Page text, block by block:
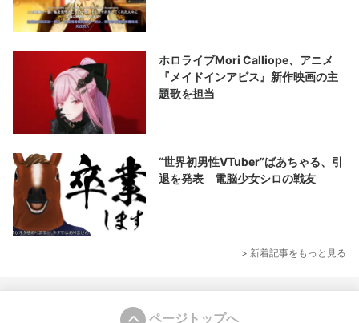
ホロライブMori Calliope、アニメ
『メイドインアビス』新作映画の主
題歌を担当
“世界初男性VTuber”ばあちゃる、引
退を発表 電脳少女シロの戦友
> 新着記事をもっと見る
ページトップへ